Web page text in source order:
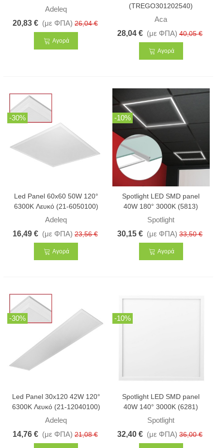
Adeleq
20,83 € (με ΦΠΑ) 26,04 €
Αγορά
(TREGO301202540)
Aca
28,04 € (με ΦΠΑ) 40,05 €
Αγορά
-30%
Led Panel 60x60 50W 120°
6300K Λευκό (21-6050100)
Adeleq
16,49 € (με ΦΠΑ) 23,56 €
Αγορά
-10%
Spotlight LED SMD panel
40W 180° 3000K (5813)
Spotlight
30,15 € (με ΦΠΑ) 33,50 €
Αγορά
-30%
Led Panel 30x120 42W 120°
6300K Λευκό (21-12040100)
Adeleq
14,76 € (με ΦΠΑ) 21,08 €
-10%
Spotlight LED SMD panel
40W 140° 3000K (6281)
Spotlight
32,40 € (με ΦΠΑ) 36,00 €